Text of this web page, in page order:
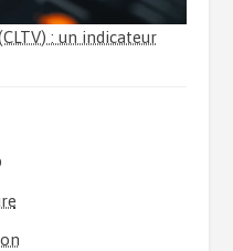
: un indicateur